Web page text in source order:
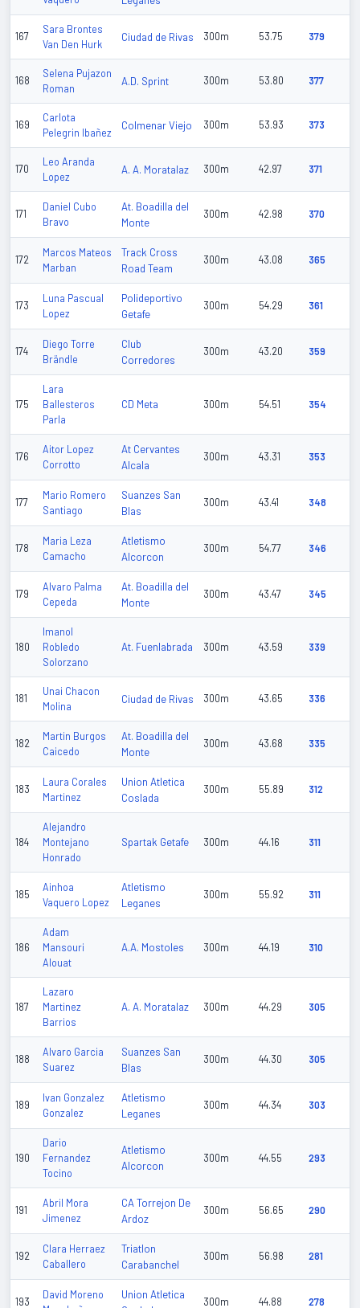
167
Sara Brontes
Van Den Hurk
Ciudad de Rivas 300m 53.75 379
168
Selena Pujazon
Roman
A.D. Sprint 300m 53.80 377
169
Carlota
Pelegrin Ibañez
Colmenar Viejo 300m 53.93 373
170
Leo Aranda
Lopez
A. A. Moratalaz 300m 42.97 371
171
Daniel Cubo
Bravo
At. Boadilla del
Monte
300m 42.98 370
172
Marcos Mateos
Marban
Track Cross
Road Team
300m 43.08 365
173
Luna Pascual
Lopez
Polideportivo
Getafe
300m 54.29 361
174
Diego Torre
Brändle
Club
Corredores
300m 43.20 359
175
Lara
Ballesteros
Parla
CD Meta 300m 54.51 354
176
Aitor Lopez
Corrotto
At Cervantes
Alcala
300m 43.31 353
177
Mario Romero
Santiago
Suanzes San
Blas
300m 43.41 348
178
Maria Leza
Camacho
Atletismo
Alcorcon
300m 54.77 346
179
Alvaro Palma
Cepeda
At. Boadilla del
Monte
300m 43.47 345
180
Imanol
Robledo
Solorzano
At. Fuenlabrada 300m 43.59 339
181
Unai Chacon
Molina
Ciudad de Rivas 300m 43.65 336
182
Martin Burgos
Caicedo
At. Boadilla del
Monte
300m 43.68 335
183
Laura Corales
Martinez
Union Atletica
Coslada
300m 55.89 312
184
Alejandro
Montejano
Honrado
Spartak Getafe 300m 44.16 311
185
Ainhoa
Vaquero Lopez
Atletismo
Leganes
300m 55.92 311
186
Adam
Mansouri
Alouat
A.A. Mostoles 300m 44.19 310
187
Lazaro
Martinez
Barrios
A. A. Moratalaz 300m 44.29 305
188
Alvaro Garcia
Suarez
Suanzes San
Blas
300m 44.30 305
189
Ivan Gonzalez
Gonzalez
Atletismo
Leganes
300m 44.34 303
190
Dario
Fernandez
Tocino
Atletismo
Alcorcon
300m 44.55 293
191
Abril Mora
Jimenez
CA Torrejon De
Ardoz
300m 56.65 290
192
Clara Herraez
Caballero
Triatlon
Carabanchel
300m 56.98 281
193
David Moreno
Union Atletica
300m 44.88 278